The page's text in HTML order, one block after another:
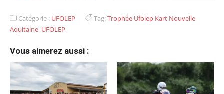
Catégorie : UFOLEP Tag:Trophée Ufolep Kart Nouvelle
Aquitaine, UFOLEP
Vous aimerez aussi :